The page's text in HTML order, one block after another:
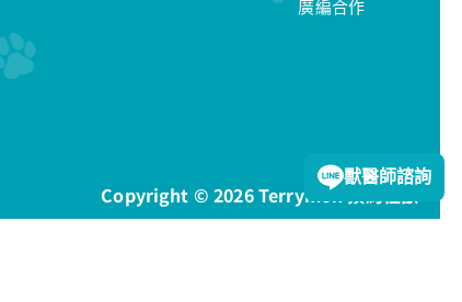
廣編合作
隱私權政策
Copyright © 2026 Terrymon 預約怪獸
獸醫師諮詢